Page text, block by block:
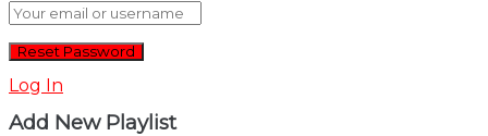
Log In
Add New Playlist